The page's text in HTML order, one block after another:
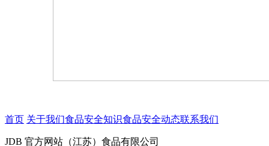
首页 关于我们食品安全知识食品安全动态联系我们
JDB 官方网站（江苏）食品有限公司